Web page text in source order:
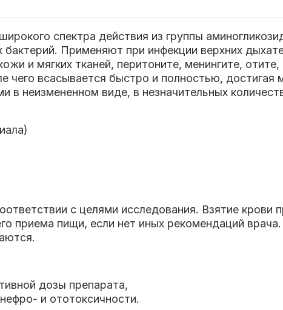
спектра действия из группы
Применяют при инфекции верхних
и мягких тканей, перитоните, менингите,
чего всасывается быстро и полностью,
в неизмененном виде, в незначительных
с целями исследования. Взятие
приема пищи, если нет иных рекомендаций
дозы препарата,
и ототоксичности.